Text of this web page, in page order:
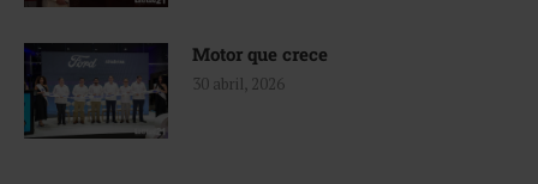
Motor que crece
30 abril, 2026